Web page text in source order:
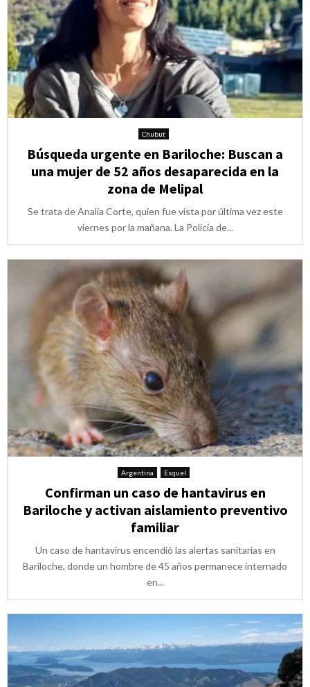
Chubut
Búsqueda urgente en Bariloche: Buscan a
una mujer de 52 años desaparecida en la
zona de Melipal
Se trata de Analía Corte, quien fue vista por última vez este
viernes por la mañana. La Policía de...
Argentina Esquel
Confirman un caso de hantavirus en
Bariloche y activan aislamiento preventivo
familiar
Un caso de hantavirus encendió las alertas sanitarias en
Bariloche, donde un hombre de 45 años permanece internado
en...